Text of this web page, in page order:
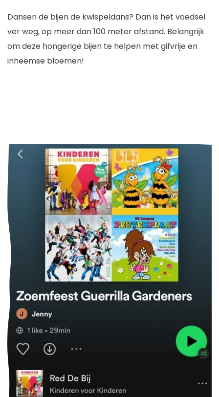
Dansen de bijen de kwispeldans? Dan is het voedsel
ver weg, op meer dan 100 meter afstand. Belangrijk
om deze hongerige bijen te helpen met gifvrije en
inheemse bloemen!